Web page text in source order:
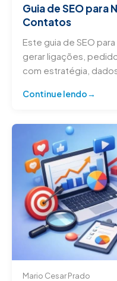
Guia de SEO para
Contatos
Este guia de SEO
gerar ligações,
com estratégia,
Continue lendo
Mario Cesar Prado